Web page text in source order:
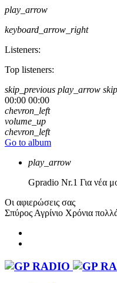
play_arrow
keyboard_arrow_right
Listeners:
Top listeners:
skip_previous play_arrow
00:00 00:00
chevron_left
volume_up
chevron_left
Go to album
play_arrow
Gpradio Nr.1 Για νέα
Οι αφιερώσεις σας
Σπύρος Αγρίνιο Χρόνια